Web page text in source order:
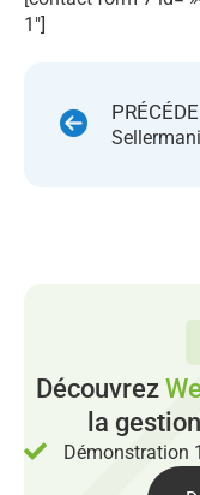
1″]
Découvrez
la
Démonstration